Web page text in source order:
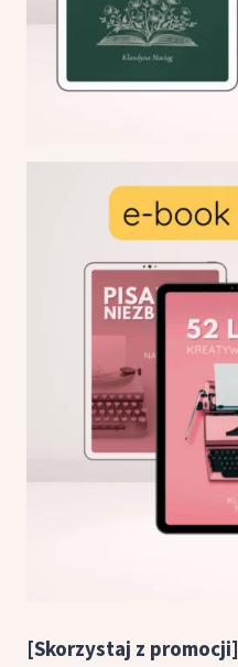
[Skorzystaj z promocji]